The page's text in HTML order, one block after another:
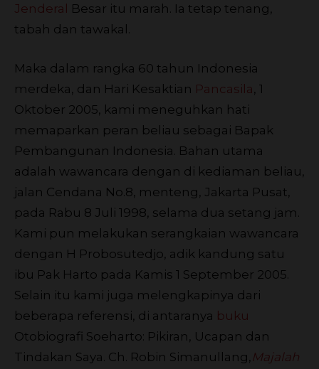
Jenderal Besar itu marah. Ia tetap tenang,
tabah dan tawakal.
Maka dalam rangka 60 tahun Indonesia
merdeka, dan Hari Kesaktian Pancasila , 1
Oktober 2005, kami meneguhkan hati
memaparkan peran beliau sebagai Bapak
Pembangunan Indonesia. Bahan utama
adalah wawancara dengan di kediaman beliau,
jalan Cendana No.8, menteng, Jakarta Pusat,
pada Rabu 8 Juli 1998, selama dua setang jam.
Kami pun melakukan serangkaian wawancara
dengan H Probosutedjo, adik kandung satu
ibu Pak Harto pada Kamis 1 September 2005.
Selain itu kami juga melengkapinya dari
beberapa referensi, di antaranya buku
Otobiografi Soeharto: Pikiran, Ucapan dan
Tindakan Saya. Ch. Robin Simanullang, Majalah